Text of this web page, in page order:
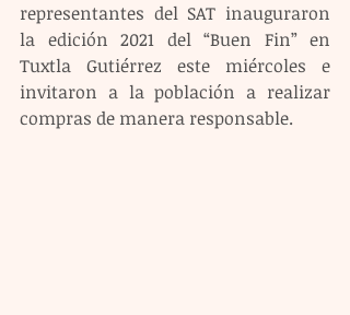
representantes del SAT inauguraron
la edición 2021 del “Buen Fin” en
Tuxtla Gutiérrez este miércoles e
invitaron a la población a realizar
compras de manera responsable.